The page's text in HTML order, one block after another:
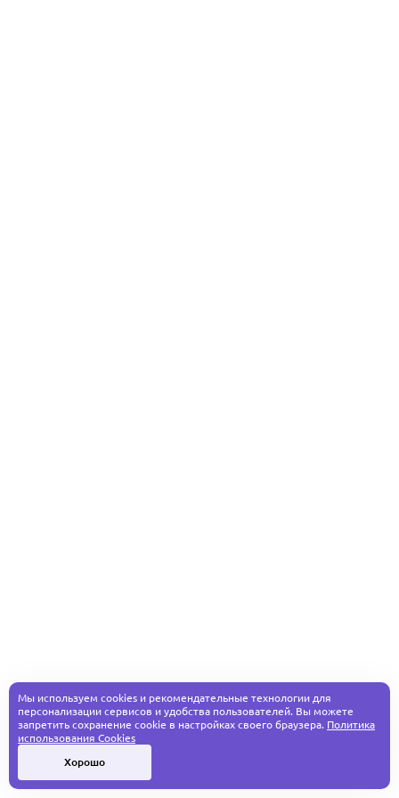
Мы используем cookies и рекомендательные технологии для
персонализации сервисов и удобства пользователей. Вы можете
запретить сохранение cookie в настройках своего браузера. Политика
использования Cookies
Хорошо